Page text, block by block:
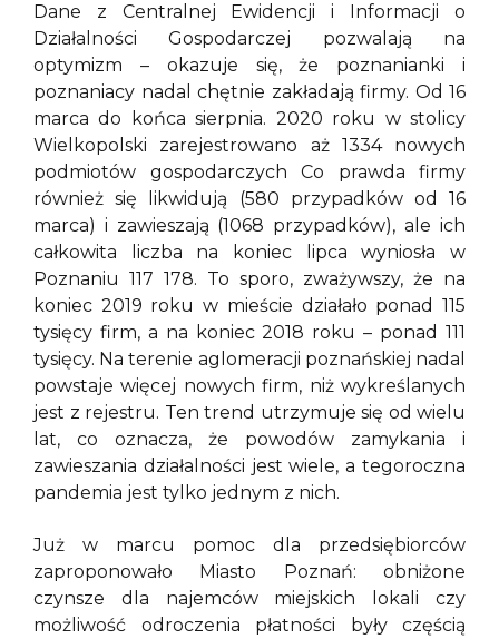
Dane z Centralnej Ewidencji i Informacji o
Działalności Gospodarczej pozwalają na
optymizm – okazuje się, że poznanianki i
poznaniacy nadal chętnie zakładają firmy. Od 16
marca do końca sierpnia. 2020 roku w stolicy
Wielkopolski zarejestrowano aż 1334 nowych
podmiotów gospodarczych Co prawda firmy
również się likwidują (580 przypadków od 16
marca) i zawieszają (1068 przypadków), ale ich
całkowita liczba na koniec lipca wyniosła w
Poznaniu 117 178. To sporo, zważywszy, że na
koniec 2019 roku w mieście działało ponad 115
tysięcy firm, a na koniec 2018 roku – ponad 111
tysięcy. Na terenie aglomeracji poznańskiej nadal
powstaje więcej nowych firm, niż wykreślanych
jest z rejestru. Ten trend utrzymuje się od wielu
lat, co oznacza, że powodów zamykania i
zawieszania działalności jest wiele, a tegoroczna
pandemia jest tylko jednym z nich.
Już w marcu pomoc dla przedsiębiorców
zaproponowało Miasto Poznań: obniżone
czynsze dla najemców miejskich lokali czy
możliwość odroczenia płatności były częścią